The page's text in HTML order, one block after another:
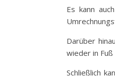
Es kann
Darüber
wieder in
Schließlich